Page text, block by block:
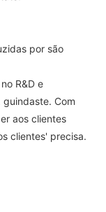
por são
R&D e
Com
aos clientes
clientes' precisa.